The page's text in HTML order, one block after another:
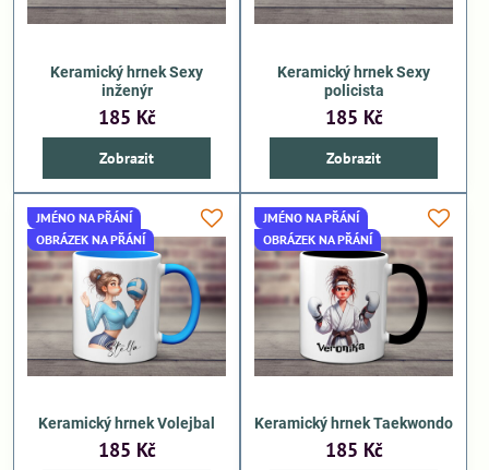
Keramický hrnek Sexy
inženýr
185 Kč
Zobrazit
Keramický hrnek Sexy
policista
185 Kč
Zobrazit
JMÉNO NA PŘÁNÍ
OBRÁZEK NA PŘÁNÍ
Keramický hrnek Volejbal
185 Kč
JMÉNO NA PŘÁNÍ
OBRÁZEK NA PŘÁNÍ
Keramický hrnek Taekwondo
185 Kč